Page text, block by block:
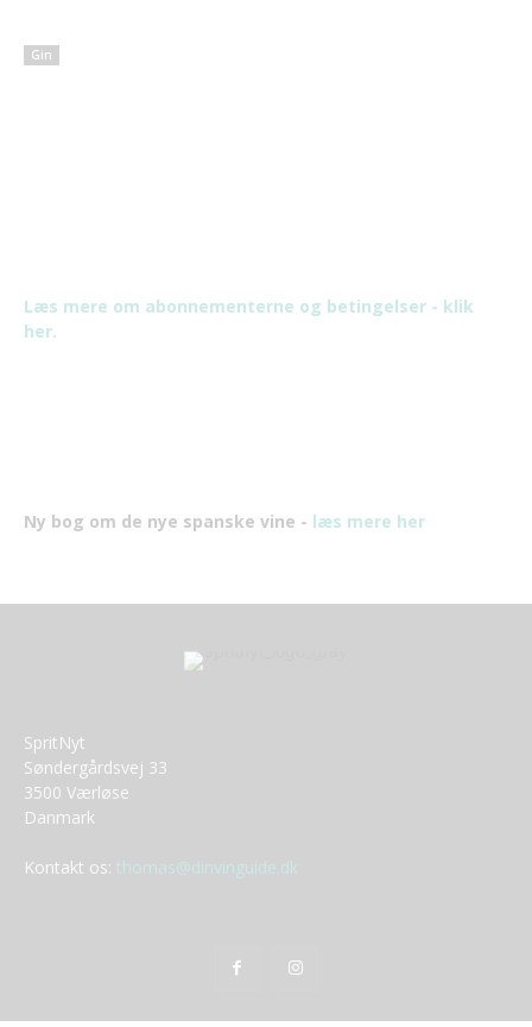
Gin
Læs mere om abonnementerne og betingelser - klik
her.
Ny bog om de nye spanske vine - læs mere her
SpritNyt
Søndergårdsvej 33
3500 Værløse
Danmark
Kontakt os: